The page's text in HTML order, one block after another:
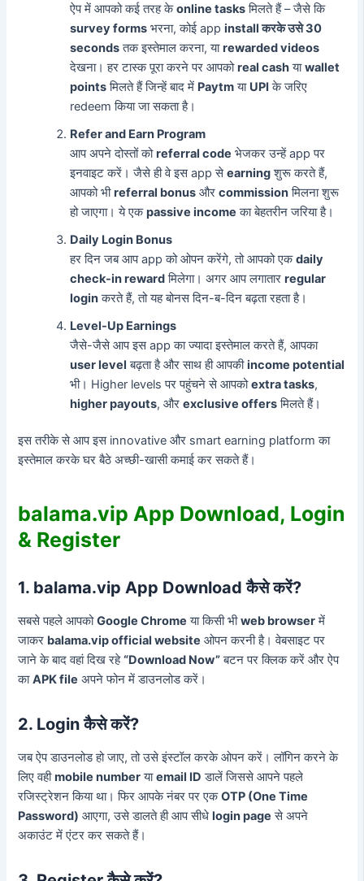
ऐप में आपको कई तरह केonline tasksमिलते हैं – जैसे कि
survey forms भरना, कोई appinstall करके उसे 30
secondsतक इस्तेमाल करना, याrewarded videos
देखना। हर टास्क पूरा करने पर आपकोreal cashयाwallet
pointsमिलते हैं जिन्हें बाद में Paytmया UPIके जरिए
redeem किया जा सकता है।
Refer and Earn Program
आप अपने दोस्तों कोreferral code भेजकर उन्हें app पर
इनवाइट करें। जैसे ही वे इस app सेearningशुरू करते हैं,
आपको भीreferral bonus औरcommissionमिलना शुरू
हो जाएगा। ये एकpassive income का बेहतरीन जरिया है।
Daily Login Bonus
हर दिन जब आप app को ओपन करेंगे, तो आपको एकdaily
check-in rewardमिलेगा। अगर आप लगातारregular
loginकरते हैं, तो यह बोनस दिन-ब-दिन बढ़ता रहता है।
Level-Up Earnings
जैसे-जैसे आप इस app का ज्यादा इस्तेमाल करते हैं, आपका
user level बढ़ता है और साथ ही आपकीincome potential
भी। Higher levels पर पहुंचने से आपकोextra tasks,
higher payouts, औरexclusive offersमिलते हैं।
इस तरीके से आप इस innovative और smart earning platform का
इस्तेमाल करके घर बैठे अच्छी-खासी कमाई कर सकते हैं।
balama.vip App Download, Login
& Register
1. balama.vip App Download कैसे करें?
सबसे पहले आपकोGoogle Chrome या किसी भीweb browserमें
जाकर balama.vip official website ओपन करनी है। वेबसाइट पर
जाने के बाद वहां दिख रहे“Download Now”बटन पर क्लिक करें और ऐप
काAPK file अपने फोन में डाउनलोड करें।
2. Login कैसे करें?
जब ऐप डाउनलोड हो जाए, तो उसे इंस्टॉल करके ओपन करें। लॉगिन करने के
लिए वहीmobile numberयाemail ID डालें जिससे आपने पहले
रजिस्ट्रेशन किया था। फिर आपके नंबर पर एकOTP (One Time
Password) आएगा, उसे डालते ही आप सीधेlogin page से अपने
अकाउंट में एंटर कर सकते हैं।